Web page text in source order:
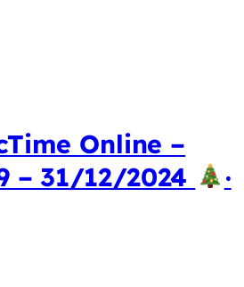
Online –
– 31/12/2024
‧